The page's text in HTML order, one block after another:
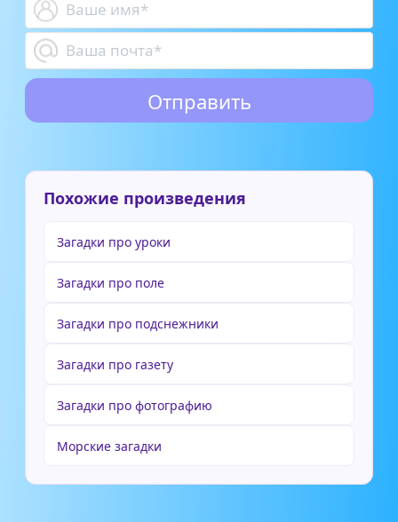
Похожие произведения
Загадки про уроки
Загадки про поле
Загадки про подснежники
Загадки про газету
Загадки про фотографию
Морские загадки